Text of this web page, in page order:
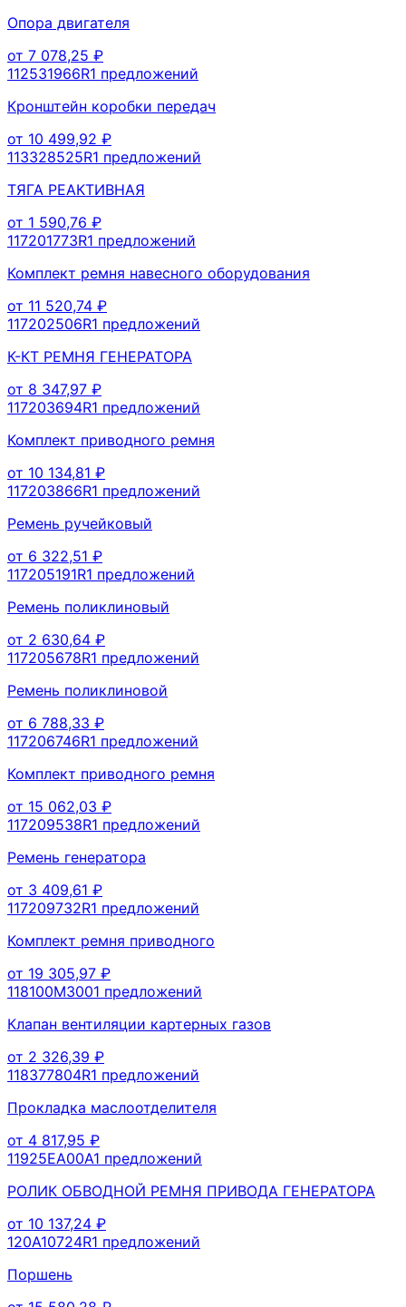
Опора двигателя
от 7 078,25 ₽
112531966R1 предложений
Кронштейн коробки передач
от 10 499,92 ₽
113328525R1 предложений
ТЯГА РЕАКТИВНАЯ
от 1 590,76 ₽
117201773R1 предложений
Комплект ремня навесного оборудования
от 11 520,74 ₽
117202506R1 предложений
К-КТ РЕМНЯ ГЕНЕРАТОРА
от 8 347,97 ₽
117203694R1 предложений
Комплект приводного ремня
от 10 134,81 ₽
117203866R1 предложений
Ремень ручейковый
от 6 322,51 ₽
117205191R1 предложений
Ремень поликлиновый
от 2 630,64 ₽
117205678R1 предложений
Ремень поликлиновой
от 6 788,33 ₽
117206746R1 предложений
Комплект приводного ремня
от 15 062,03 ₽
117209538R1 предложений
Ремень генератора
от 3 409,61 ₽
117209732R1 предложений
Комплект ремня приводного
от 19 305,97 ₽
118100M3001 предложений
Клапан вентиляции картерных газов
от 2 326,39 ₽
118377804R1 предложений
Прокладка маслоотделителя
от 4 817,95 ₽
11925EA00A1 предложений
РОЛИК ОБВОДНОЙ РЕМНЯ ПРИВОДА ГЕНЕРАТОРА
от 10 137,24 ₽
120A10724R1 предложений
Поршень